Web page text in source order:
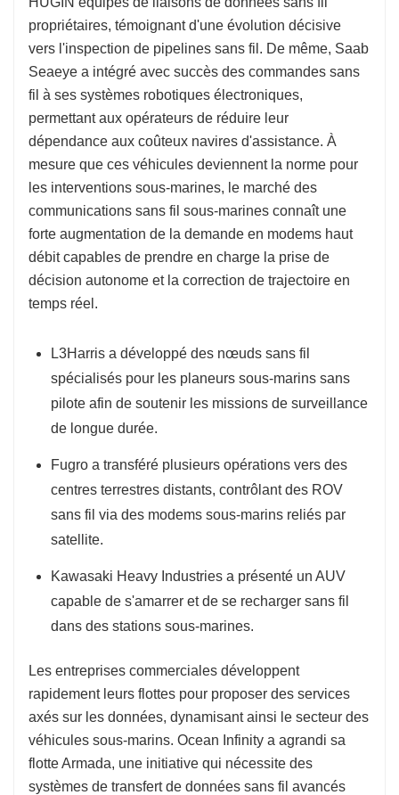
propriétaires, témoignant d'une évolution décisive
vers l'inspection de pipelines sans fil. De même, Saab
Seaeye a intégré avec succès des commandes sans
fil à ses systèmes robotiques électroniques,
permettant aux opérateurs de réduire leur
dépendance aux coûteux navires d'assistance. À
mesure que ces véhicules deviennent la norme pour
les interventions sous-marines, le marché des
communications sans fil sous-marines connaît une
forte augmentation de la demande en modems haut
débit capables de prendre en charge la prise de
décision autonome et la correction de trajectoire en
temps réel.
L3Harris a développé des nœuds sans fil
spécialisés pour les planeurs sous-marins sans
pilote afin de soutenir les missions de surveillance
de longue durée.
Fugro a transféré plusieurs opérations vers des
centres terrestres distants, contrôlant des ROV
sans fil via des modems sous-marins reliés par
satellite.
Kawasaki Heavy Industries a présenté un AUV
capable de s'amarrer et de se recharger sans fil
dans des stations sous-marines.
Les entreprises commerciales développent
rapidement leurs flottes pour proposer des services
axés sur les données, dynamisant ainsi le secteur des
véhicules sous-marins. Ocean Infinity a agrandi sa
flotte Armada, une initiative qui nécessite des
systèmes de transfert de données sans fil avancés